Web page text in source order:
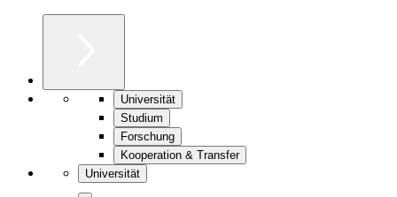
Universität
Studium
Forschung
Kooperation & Transfer
Universität